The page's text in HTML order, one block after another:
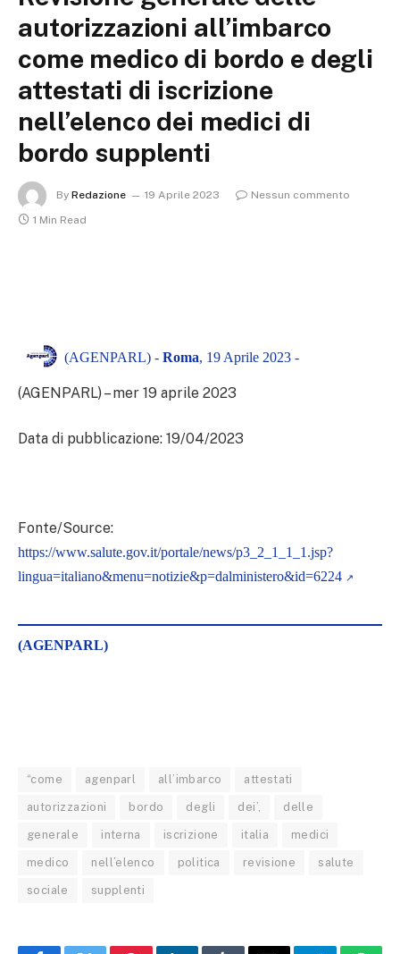
autorizzazioni all’imbarco
come medico di bordo e degli
attestati di iscrizione
nell’elenco dei medici di
bordo supplenti
By Redazione 19 Aprile 2023
Nessun commento
1 Min Read
(AGENPARL) - Roma, 19 Aprile 2023 -
(AGENPARL) – mer 19 aprile 2023
Data di pubblicazione: 19/04/2023
Fonte/Source:
https://www.salute.gov.it/portale/news/p3_2_1_1_1.jsp?
lingua=italiano&menu=notizie&p=dalministero&id=6224
(AGENPARL)
“come agenparl all’imbarco attestati
autorizzazioni bordo degli dei’, delle
generale interna iscrizione italia medici
medico nell’elenco politica revisione salute
sociale supplenti